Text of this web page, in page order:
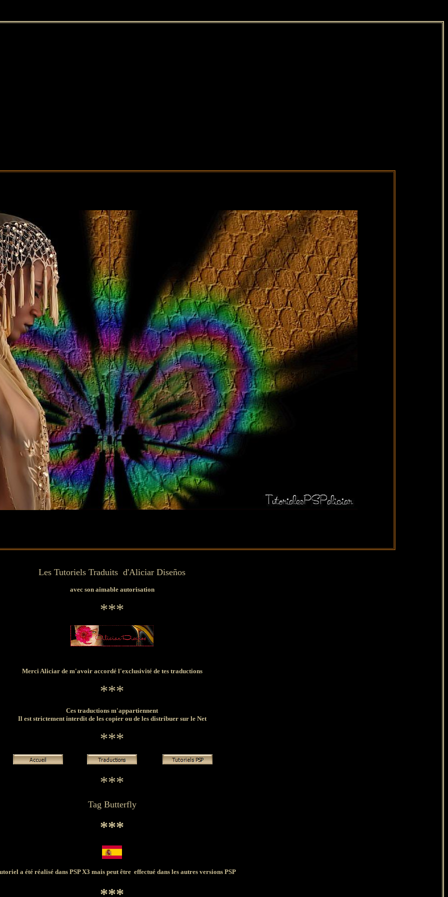
Les Tutoriels Traduits d'Aliciar Diseños
avec son aimable autorisation
***
Merci Aliciar de m'avoir accordé l'exclusivité de tes traductions
***
Ces traductions m'appartiennent
Il est strictement interdit de les copier ou de les distribuer sur le Net
***
***
Tag Butterfly
***
a été réalisé dans PSP X3 mais peut être effectué dans les autres versions PSP